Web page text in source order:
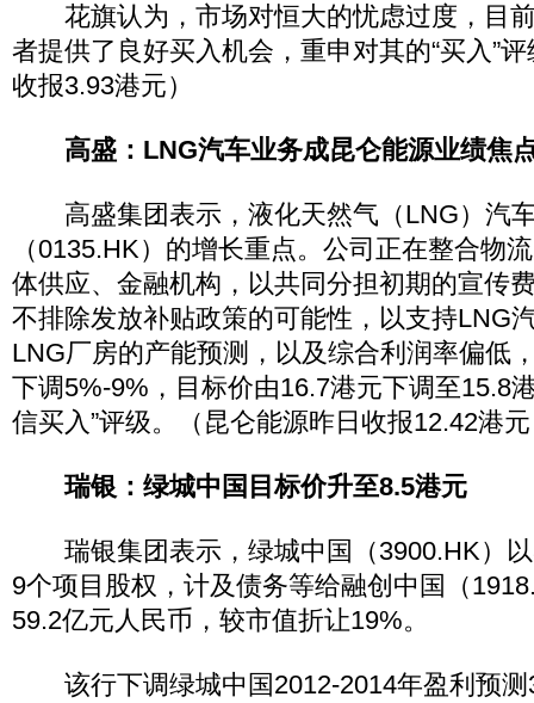
花旗认为，市场对恒大的忧虑过度，目
者提供了良好买入机会，重申对其的“买入”
收报3.93港元）
高盛：LNG汽车业务成昆仑能源业绩焦
高盛集团表示，液化天然气（LNG）汽
（0135.HK）的增长重点。公司正在整合物
体供应、金融机构，以共同分担初期的宣传
不排除发放补贴政策的可能性，以支持LNG
LNG厂房的产能预测，以及综合利润率偏低
下调5%-9%，目标价由16.7港元下调至15.8
信买入”评级。（昆仑能源昨日收报12.42港
瑞银：绿城中国目标价升至8.5港元
瑞银集团表示，绿城中国（3900.HK）以
9个项目股权，计及债务等给融创中国（
59.2亿元人民币，较市值折让19%。
该行下调绿城中国2012-2014年盈利预测